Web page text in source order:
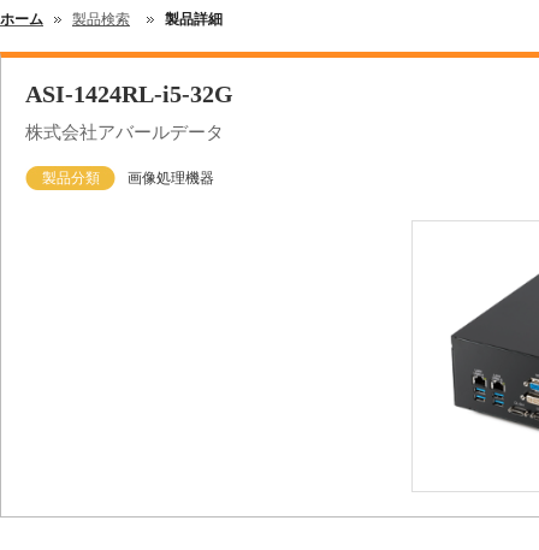
ホーム 製品検索 製品詳細
ASI-1424RL-i5-32G
株式会社アバールデータ
製品分類 画像処理機器